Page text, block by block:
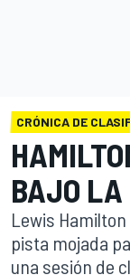
CRÓNICA DE
BAJO LA
Lewis
pista mojada
una sesión de